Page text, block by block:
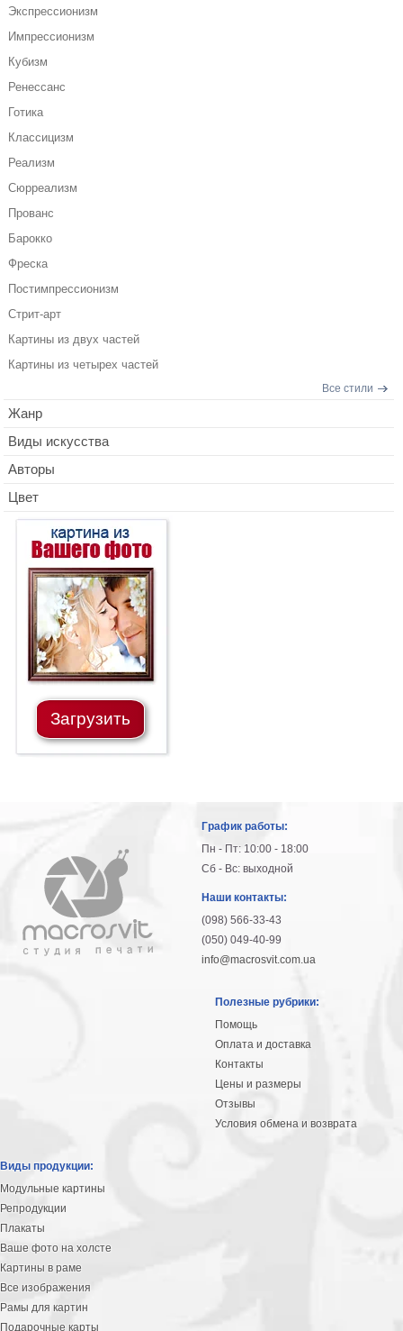
Экспрессионизм
Импрессионизм
Кубизм
Ренессанс
Готика
Классицизм
Реализм
Сюрреализм
Прованс
Барокко
Фреска
Постимпрессионизм
Стрит-арт
Картины из двух частей
Картины из четырех частей
Все стили
Жанр
Виды искусства
Авторы
Цвет
Загрузить
График работы:
Пн - Пт: 10:00 - 18:00
Сб - Вс: выходной
Наши контакты:
(098) 566-33-43
(050) 049-40-99
info@macrosvit.com.ua
Полезные рубрики:
Помощь
Оплата и доставка
Контакты
Цены и размеры
Отзывы
Условия обмена и возврата
Виды продукции:
Модульные картины
Репродукции
Плакаты
Ваше фото на холсте
Картины в раме
Все изображения
Рамы для картин
Подарочные карты